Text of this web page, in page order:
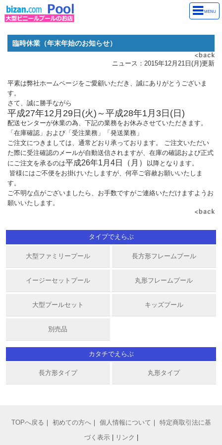
MENU
臨時休業（年末年始のお知らせ）
ニュース：2015年12月21日(月)更新
平素は弊社ホームページをご愛顧いただき、誠にありがとうございま
す。
さて、誠に勝手ながら
平成27年12月29日(火)～平成28年1月3日(日)
配送センターが休業の為、下記の業務をお休みさせていただきます。
「在庫確認」および「受注業務」「発送業務」
ご注文につきましては、通常どおり承っております。 ご注文いただい
た際に受注確認のメールが自動送信されますが、在庫の確認および正式
にご注文を承るのは平成26年1月4日（月）
以降となります。
皆様にはご不便をお掛けいたしますが、何卒ご容赦お願いいたしま
す。
ご不明な点がございましたら、お手数ですがご連絡いただけますようお
願いいたします。
タイプでえらぶ
大型ファミリープール 長方形フレームプール
イージーセットプール 丸形フレームプール
大型プールセット キッズプール
別売品
カタチでえらぶ
長方形タイプ 丸形タイプ
TOPへ戻る ｜ 初めての方へ｜ 個人情報について ｜ 特定商取引法に基
づく表示| リンク